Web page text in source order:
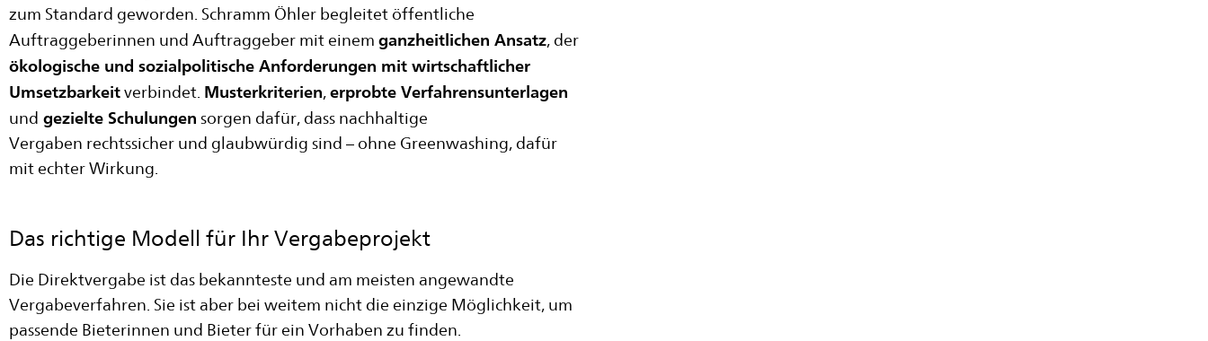
zum Standard geworden. Schramm Öhler begleitet öffentliche
Auftraggeberinnen und Auftraggeber mit einem ganzheitlichen Ansatz, der
ökologische und sozialpolitische Anforderungen mit wirtschaftlicher
Umsetzbarkeit verbindet. Musterkriterien, erprobte Verfahrensunterlagen
und gezielte Schulungen sorgen dafür, dass nachhaltige
Vergaben rechtssicher und glaubwürdig sind – ohne Greenwashing, dafür
mit echter Wirkung.
Das richtige Modell für Ihr Vergabeprojekt
Die Direktvergabe ist das bekannteste und am meisten angewandte
Vergabeverfahren. Sie ist aber bei weitem nicht die einzige Möglichkeit, um
passende Bieterinnen und Bieter für ein Vorhaben zu finden.